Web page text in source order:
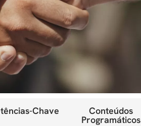
Chave Conteúdos
Programáticos